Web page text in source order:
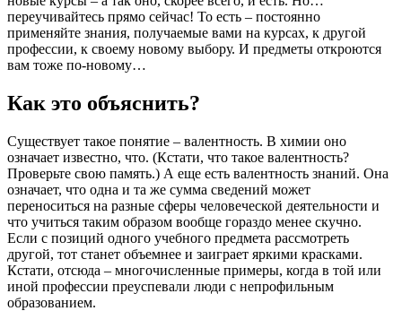
переучивайтесь прямо сейчас! То есть – постоянно
применяйте знания, получаемые вами на курсах, к другой
профессии, к своему новому выбору. И предметы откроются
вам тоже по-новому…
Как это объяснить?
Существует такое понятие – валентность. В химии оно
означает известно, что. (Кстати, что такое валентность?
Проверьте свою память.) А еще есть валентность знаний. Она
означает, что одна и та же сумма сведений может
переноситься на разные сферы человеческой деятельности и
что учиться таким образом вообще гораздо менее скучно.
Если с позиций одного учебного предмета рассмотреть
другой, тот станет объемнее и заиграет яркими красками.
Кстати, отсюда – многочисленные примеры, когда в той или
иной профессии преуспевали люди с непрофильным
образованием.